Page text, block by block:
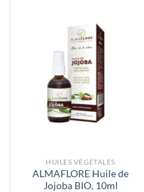
HUILES VÉGÉTALES
ALMAFLORE Huile de
Jojoba BIO, 10ml